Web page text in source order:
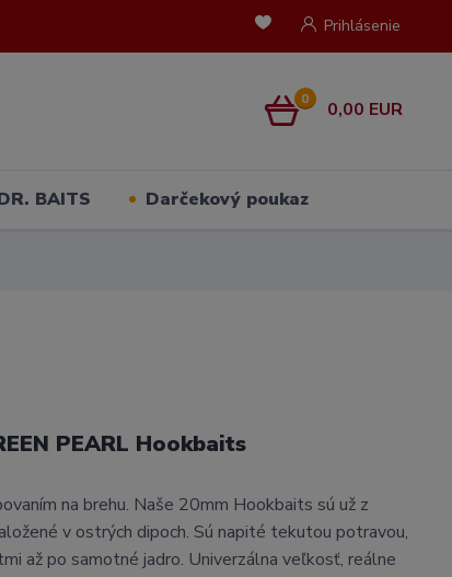
Prihlásenie
0 0,00 EUR
BAITS Darčekový poukaz
PEARL Hookbaits
na brehu. Naše 20mm Hookbaits sú už z
v ostrých dipoch. Sú napité tekutou potravou,
až po samotné jadro. Univerzálna veľkosť, reálne